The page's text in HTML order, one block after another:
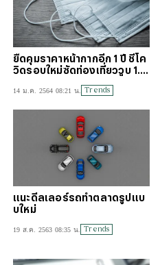
ยืดคุมราคาหน้ากากอีก 1 ปี ชี้โค
วิดรอบใหม่ซัดท่องเที่ยววูบ 1.5
14 ม.ค. 2564 08:21 น. Trends
แนะดีลเลอร์รถทำตลาดรูปแบ
บใหม่
19 ส.ค. 2563 08:35 น. Trends